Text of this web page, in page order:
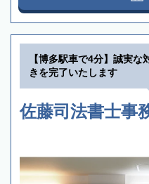
【博多駅車で4分】誠実
きを完了いたします
佐藤司法書士事